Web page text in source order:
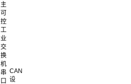
主
可
控
工
业
交
换
机
串
口
CAN
设